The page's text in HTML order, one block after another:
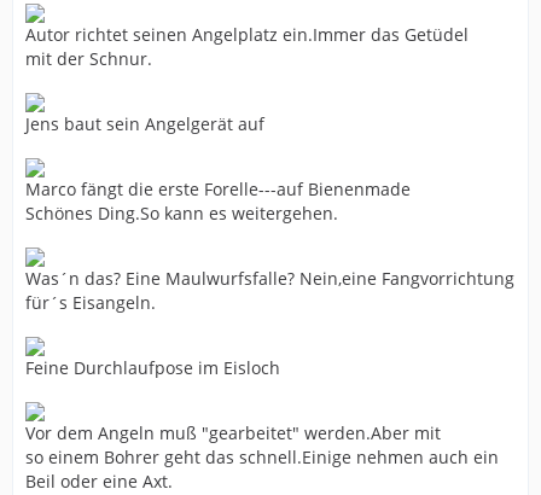
Autor richtet seinen Angelplatz ein.Immer das Getüdel
mit der Schnur.
Jens baut sein Angelgerät auf
Marco fängt die erste Forelle---auf Bienenmade
Schönes Ding.So kann es weitergehen.
Was´n das? Eine Maulwurfsfalle? Nein,eine Fangvorrichtung
für´s Eisangeln.
Feine Durchlaufpose im Eisloch
Vor dem Angeln muß "gearbeitet" werden.Aber mit
so einem Bohrer geht das schnell.Einige nehmen auch ein
Beil oder eine Axt.